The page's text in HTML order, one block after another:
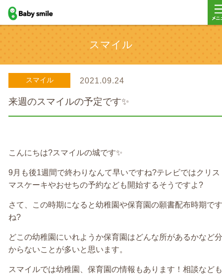
baby smile
スマイル
スマイル 2021.09.24
来週のスマイルの予定です✨
こんにちは?スマイルの城です✨
9月も後1週間で終わりなんて早いですね?テレビではクリス
マスケーキやおせちの予約なども開始するそうですよ?
さて、この時期になると幼稚園や保育園の願書配布時期です
ね?
どこの幼稚園にいれようか保育園はどんな所があるかなど分
からないことが多いと思います。
スマイルでは幼稚園、保育園の情報もあります！相談なども